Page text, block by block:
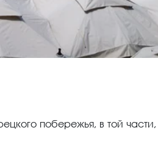
побережья, в той части,